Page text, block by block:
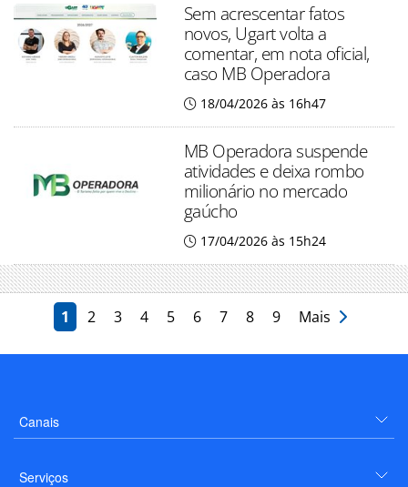
Sem acrescentar fatos
novos, Ugart volta a
comentar, em nota oficial,
caso MB Operadora
18/04/2026 às 16h47
MB Operadora suspende
atividades e deixa rombo
milionário no mercado
gaúcho
17/04/2026 às 15h24
1 2 3 4 5 6 7 8 9 Mais
Canais
Serviços